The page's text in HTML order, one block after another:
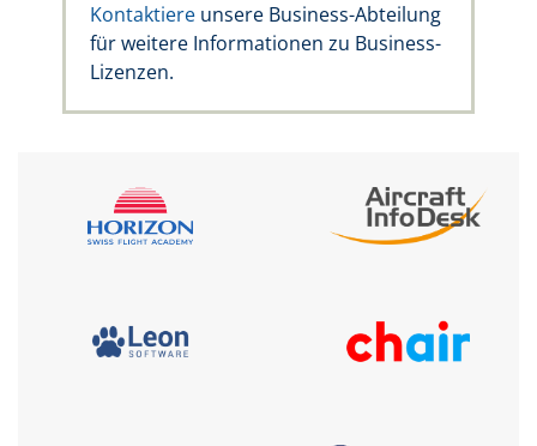
Kontaktiere unsere Business-Abteilung
für weitere Informationen zu Business-
Lizenzen.